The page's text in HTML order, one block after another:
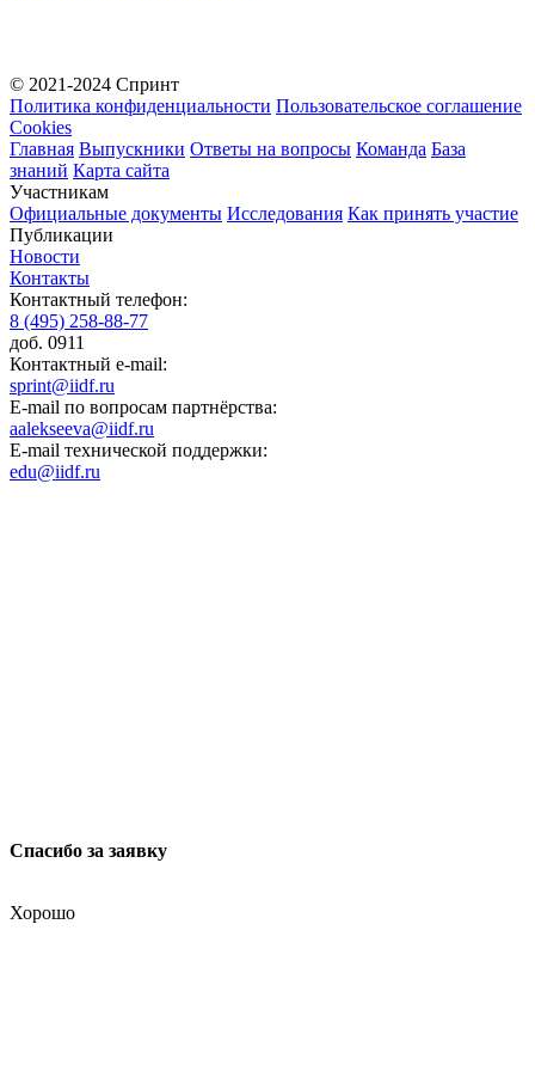
© 2021-2024 Спринт
Политика конфиденциальности Пользовательское соглашение
Cookies
Главная Выпускники Ответы на вопросы Команда База
знаний Карта сайта
Участникам
Официальные документы Исследования Как принять участие
Публикации
Новости
Контакты
Контактный телефон:
8 (495) 258-88-77
доб. 0911
Контактный e-mail:
sprint@iidf.ru
E-mail по вопросам партнёрства:
aalekseeva@iidf.ru
E-mail технической поддержки:
edu@iidf.ru
Спасибо за заявку
Хорошо